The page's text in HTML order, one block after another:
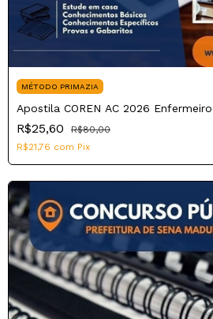
MÉTODO PRIMAZIA
Apostila COREN AC 2026 Enfermeiro
R$25,60
R$80,00
R$21,76 com Pix